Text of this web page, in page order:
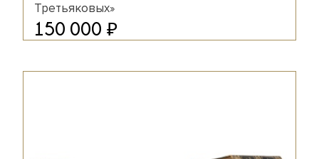
Третьяковых»
150 000 ₽